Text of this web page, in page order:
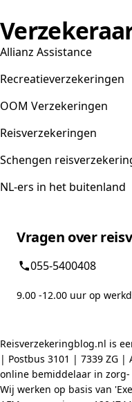
Allianz Assistance
Recreatieverzekeringen
OOM Verzekeringen
Reisverzekeringen
Schengen
NL-ers in het buitenland
Vragen over
055-5400408
9.00 -12.00 uur op
Reisverzekeringblog.nl is
| Postbus 3101 | 7339 ZG |
online bemiddelaar in
Wij werken op basis van